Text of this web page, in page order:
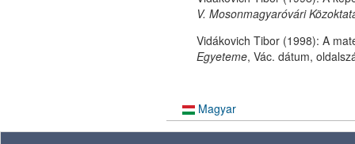
V. Mosonmagyaróvári
Vidákovich Tibor (1998): A
Egyeteme, Vác. dátum,
Magyar